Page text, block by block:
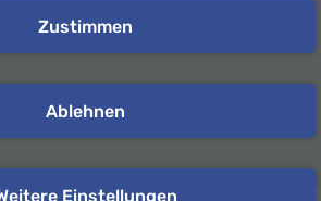
Zustimmen
Ablehnen
Einstellungen